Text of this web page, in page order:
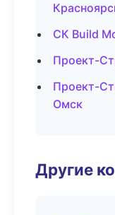
СК Build
Проект-
Проект-
Омск
Другие